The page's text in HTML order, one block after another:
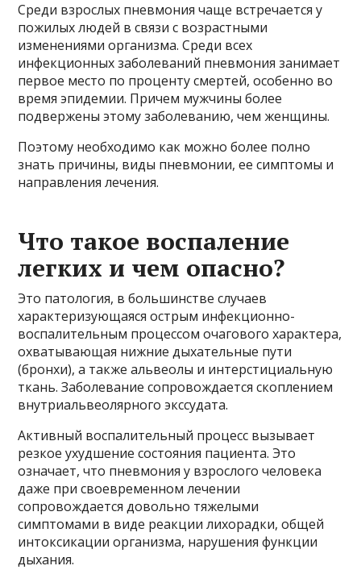
Среди взрослых пневмония чаще встречается у
пожилых людей в связи с возрастными
изменениями организма. Среди всех
инфекционных заболеваний пневмония занимает
первое место по проценту смертей, особенно во
время эпидемии. Причем мужчины более
подвержены этому заболеванию, чем женщины.
Поэтому необходимо как можно более полно
знать причины, виды пневмонии, ее симптомы и
направления лечения.
Что такое воспаление
легких и чем опасно?
Это патология, в большинстве случаев
характеризующаяся острым инфекционно-
воспалительным процессом очагового характера,
охватывающая нижние дыхательные пути
(бронхи), а также альвеолы ​​и интерстициальную
ткань. Заболевание сопровождается скоплением
внутриальвеолярного экссудата.
Активный воспалительный процесс вызывает
резкое ухудшение состояния пациента. Это
означает, что пневмония у взрослого человека
даже при своевременном лечении
сопровождается довольно тяжелыми
симптомами в виде реакции лихорадки, общей
интоксикации организма, нарушения функции
дыхания.